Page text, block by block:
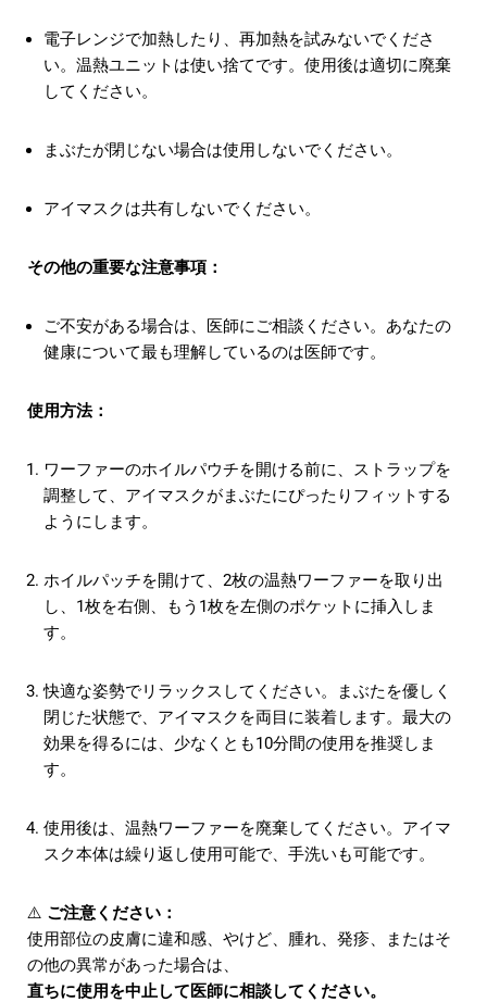
電子レンジで加熱したり、再加熱を試みないでくださ
い。温熱ユニットは使い捨てです。使用後は適切に廃棄
してください。
まぶたが閉じない場合は使用しないでください。
アイマスクは共有しないでください。
その他の重要な注意事項：
ご不安がある場合は、医師にご相談ください。あなたの
健康について最も理解しているのは医師です。
使用方法：
ワーファーのホイルパウチを開ける前に、ストラップを
調整して、アイマスクがまぶたにぴったりフィットする
ようにします。
ホイルパッチを開けて、2枚の温熱ワーファーを取り出
し、1枚を右側、もう1枚を左側のポケットに挿入しま
す。
快適な姿勢でリラックスしてください。まぶたを優しく
閉じた状態で、アイマスクを両目に装着します。最大の
効果を得るには、少なくとも10分間の使用を推奨しま
す。
使用後は、温熱ワーファーを廃棄してください。アイマ
スク本体は繰り返し使用可能で、手洗いも可能です。
⚠️ ご注意ください：
使用部位の皮膚に違和感、やけど、腫れ、発疹、またはそ
の他の異常があった場合は、
直ちに使用を中止して医師に相談してください。